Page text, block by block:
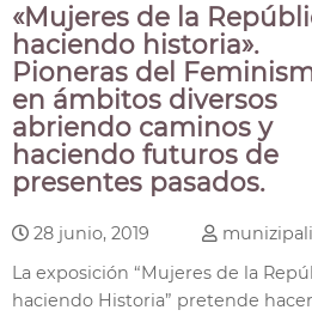
«Mujeres de la
haciendo historia».
Pioneras del
en ámbitos diversos
abriendo caminos y
haciendo futuros de
presentes pasados.
28 junio, 2019
La exposición “Mujeres de la
haciendo Historia” pretende